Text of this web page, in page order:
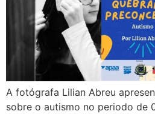
A fotógrafa Lilian Abreu
sobre o autismo no periodo de